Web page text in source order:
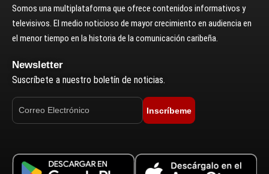
Somos una multiplataforma que ofrece contenidos informativos y
televisivos. El medio noticioso de mayor crecimiento en audiencia en
el menor tiempo en la historia de la comunicación caribeña.
Newsletter
Suscríbete a nuestro boletín de noticias.
Inscríbeme